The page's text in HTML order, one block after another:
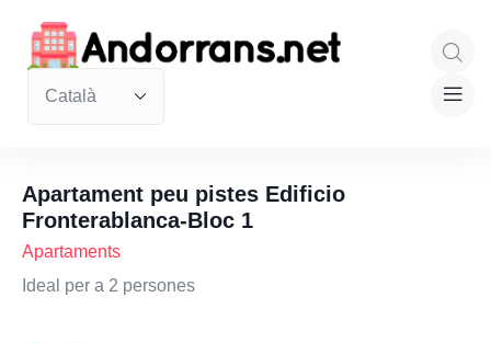
Apartament peu pistes Edificio
Fronterablanca-Bloc 1
Apartaments
Ideal per a 2 persones